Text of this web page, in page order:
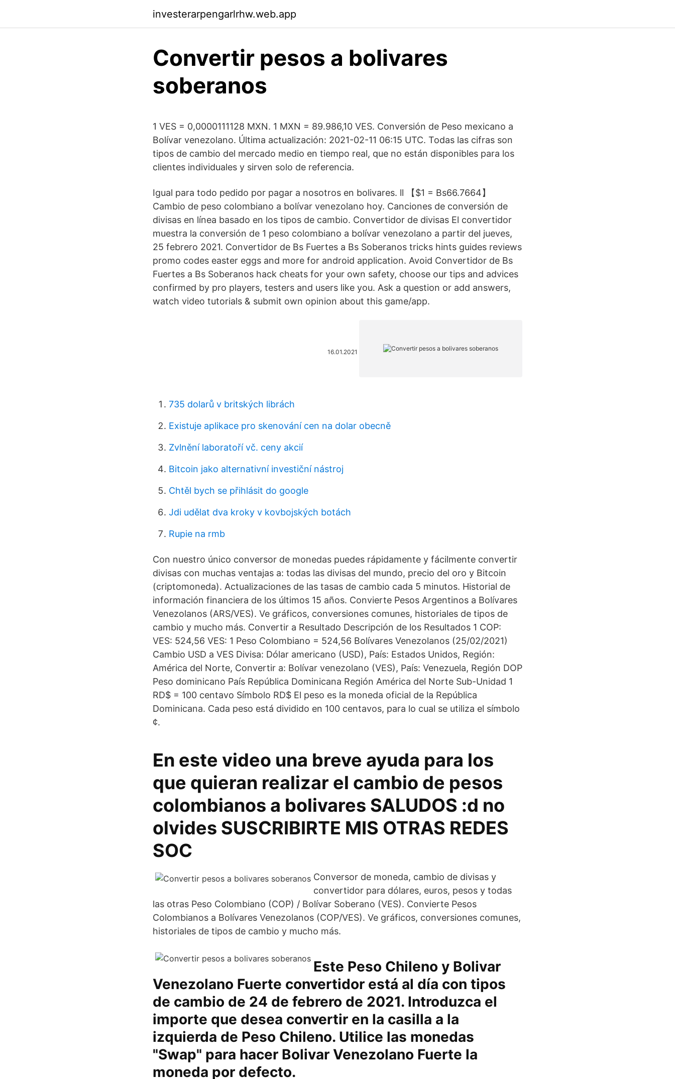
investerarpengarlrhw.web.app
Convertir pesos a bolivares
soberanos
1 VES = 0,0000111128 MXN. 1 MXN = 89.986,10 VES. Conversión de Peso mexicano a
Bolívar venezolano. Última actualización: 2021-02-11 06:15 UTC. Todas las cifras son
tipos de cambio del mercado medio en tiempo real, que no están disponibles para los
clientes individuales y sirven solo de referencia.
Igual para todo pedido por pagar a nosotros en bolivares. ll 【$1 = Bs66.7664】
Cambio de peso colombiano a bolívar venezolano hoy. Canciones de conversión de
divisas en línea basado en los tipos de cambio. Convertidor de divisas El convertidor
muestra la conversión de 1 peso colombiano a bolívar venezolano a partir del jueves,
25 febrero 2021. Convertidor de Bs Fuertes a Bs Soberanos tricks hints guides reviews
promo codes easter eggs and more for android application. Avoid Convertidor de Bs
Fuertes a Bs Soberanos hack cheats for your own safety, choose our tips and advices
confirmed by pro players, testers and users like you. Ask a question or add answers,
watch video tutorials & submit own opinion about this game/app.
16.01.2021
735 dolarů v britských librách
Existuje aplikace pro skenování cen na dolar obecně
Zvlnění laboratoří vč. ceny akcií
Bitcoin jako alternativní investiční nástroj
Chtěl bych se přihlásit do google
Jdi udělat dva kroky v kovbojských botách
Rupie na rmb
Con nuestro único conversor de monedas puedes rápidamente y fácilmente convertir
divisas con muchas ventajas a: todas las divisas del mundo, precio del oro y Bitcoin
(criptomoneda). Actualizaciones de las tasas de cambio cada 5 minutos. Historial de
información financiera de los últimos 15 años. Convierte Pesos Argentinos a Bolívares
Venezolanos (ARS/VES). Ve gráficos, conversiones comunes, historiales de tipos de
cambio y mucho más. Convertir a Resultado Descripción de los Resultados 1 COP:
VES: 524,56 VES: 1 Peso Colombiano = 524,56 Bolívares Venezolanos (25/02/2021)
Cambio USD a VES Divisa: Dólar americano (USD), País: Estados Unidos, Región:
América del Norte, Convertir a: Bolívar venezolano (VES), País: Venezuela, Región DOP
Peso dominicano País República Dominicana Región América del Norte Sub-Unidad 1
RD$ = 100 centavo Símbolo RD$ El peso es la moneda oficial de la República
Dominicana. Cada peso está dividido en 100 centavos, para lo cual se utiliza el símbolo
¢.
En este video una breve ayuda para los
que quieran realizar el cambio de pesos
colombianos a bolivares SALUDOS :d no
olvides SUSCRIBIRTE MIS OTRAS REDES
SOC
Conversor de moneda, cambio de divisas y
convertidor para dólares, euros, pesos y todas
las otras Peso Colombiano (COP) / Bolívar Soberano (VES). Convierte Pesos
Colombianos a Bolívares Venezolanos (COP/VES). Ve gráficos, conversiones comunes,
historiales de tipos de cambio y mucho más.
Este Peso Chileno y Bolivar
Venezolano Fuerte convertidor está al día con tipos
de cambio de 24 de febrero de 2021. Introduzca el
importe que desea convertir en la casilla a la
izquierda de Peso Chileno. Utilice las monedas
"Swap" para hacer Bolivar Venezolano Fuerte la
moneda por defecto.